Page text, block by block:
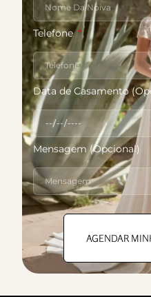
Telefone
Data de Casamento
Mensagem (Opcional)
AGENDAR